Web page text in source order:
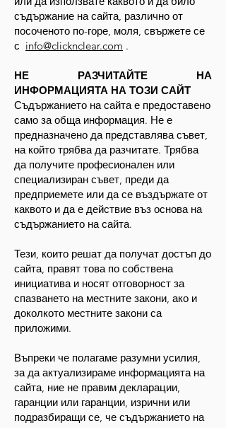
съдържание на сайта, различно от
посоченото по-горе, моля, свържете се
с info@clicknclear.com .
НЕ РАЗЧИТАЙТЕ НА
ИНФОРМАЦИЯТА НА ТОЗИ САЙТ
Съдържанието на сайта е предоставено
само за обща информация. Не е
предназначено да представлява съвет,
на който трябва да разчитате. Трябва
да получите професионален или
специализиран съвет, преди да
предприемете или да се въздържате от
каквото и да е действие въз основа на
съдържанието на сайта.
Тези, които решат да получат достъп до
сайта, правят това по собствена
инициатива и носят отговорност за
спазването на местните закони, ако и
доколкото местните закони са
приложими.
Въпреки че полагаме разумни усилия,
за да актуализираме информацията на
сайта, ние не правим декларации,
гаранции или гаранции, изрични или
подразбиращи се, че съдържанието на